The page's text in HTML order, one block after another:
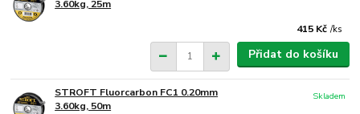
3.60kg, 25m
415 Kč /ks
Přidat do košíku
STROFT Fluorcarbon FC1 0.20mm
3.60kg, 50m
Skladem